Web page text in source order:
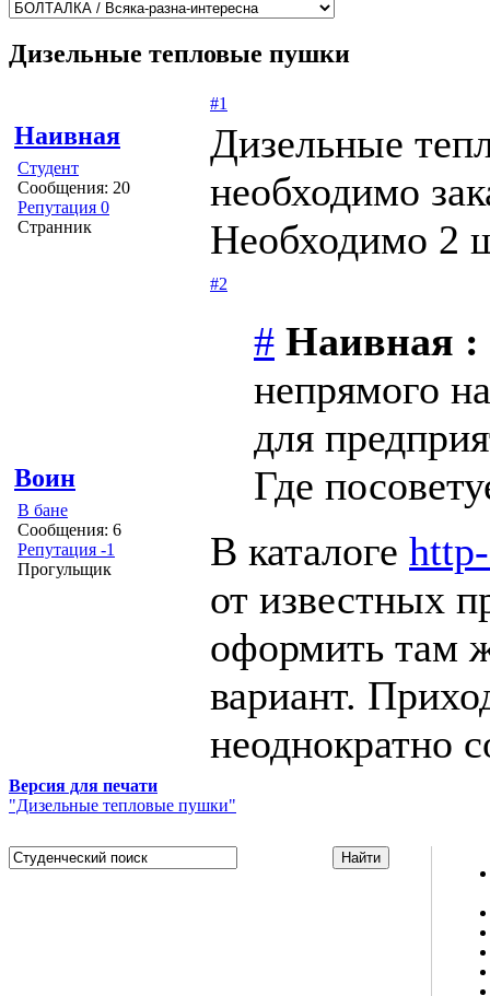
Дизельные тепловые пушки
Наивная
Студент
Сообщения: 20
Репутация 0
Странник
#1
Дизельные
необходимо
Необходимо 2
Воин
В бане
Сообщения: 6
Репутация -1
Прогульщик
#2
# Наивная :
непрямого
для
Где
В каталоге
от известных
оформить там
вариант.
неоднократно
Версия для печати
"Дизельные тепловые пушки"